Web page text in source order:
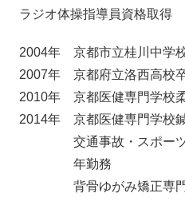
ラジオ体操指導員資格取得
2004年 京都市立桂川中学
2007年 京都府立洛西高校
2010年 京都医健専門学校
2014年 京都医健専門学校
交通事故・スポー
年勤務
背骨ゆがみ矯正専